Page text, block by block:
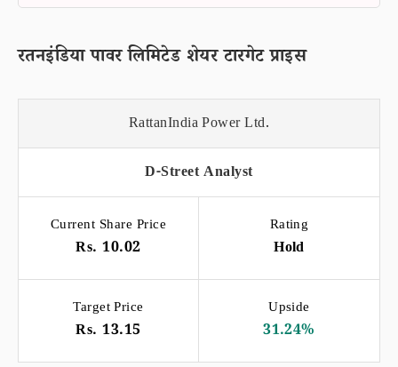
रतनइंडिया पावर लिमिटेड शेयर टारगेट प्राइस
RattanIndia Power Ltd.
D-Street Analyst
Current Share Price
Rs. 10.02
Rating
Hold
Target Price
Rs. 13.15
Upside
31.24%